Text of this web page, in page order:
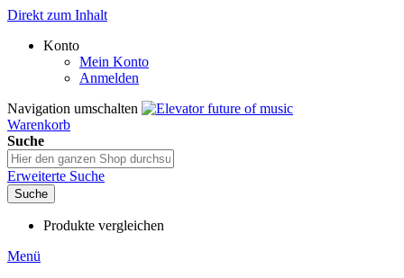
Direkt zum Inhalt
Konto
Mein Konto
Anmelden
Navigation umschalten
Warenkorb
Suche
Erweiterte Suche
Suche
Produkte vergleichen
Menü